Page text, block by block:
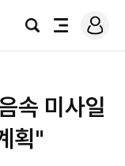
검
전
로
그
속 미사일
획"